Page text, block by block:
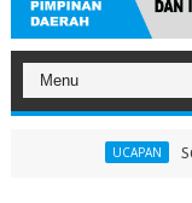
Selamat